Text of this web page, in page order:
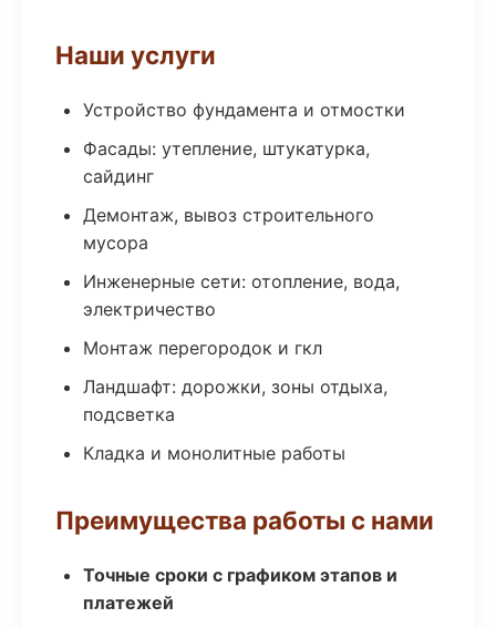
Наши услуги
Устройство фундамента и отмостки
Фасады: утепление, штукатурка,
сайдинг
Демонтаж, вывоз строительного
мусора
Инженерные сети: отопление, вода,
электричество
Монтаж перегородок и гкл
Ландшафт: дорожки, зоны отдыха,
подсветка
Кладка и монолитные работы
Преимущества работы с нами
Точные сроки с графиком этапов и
платежей